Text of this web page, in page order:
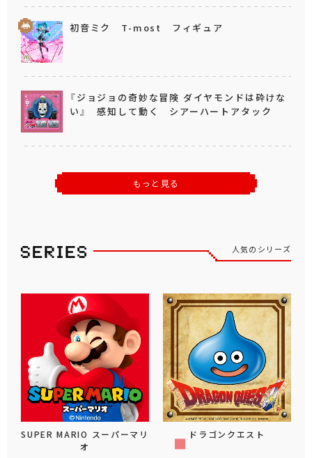
初音ミク T-most フィギュア
『ジョジョの奇妙な冒険 ダイヤモンドは砕けな
い』 感知して動く シアーハートアタック
もっと見る
人気のシリーズ
SUPER MARIO スーパーマリ
オ
ドラゴンクエスト